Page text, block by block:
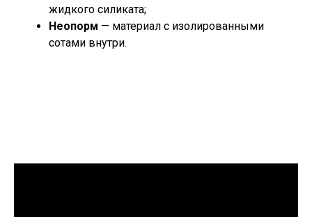
жидкого силиката;
Неопорм — материал с изолированными
сотами внутри.